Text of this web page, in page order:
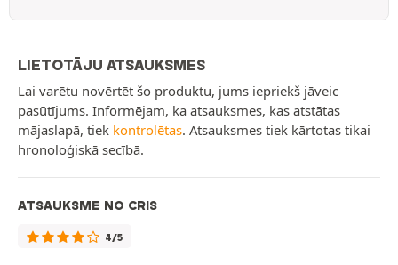
LIETOTĀJU ATSAUKSMES
Lai varētu novērtēt šo produktu, jums iepriekš jāveic
pasūtījums. Informējam, ka atsauksmes, kas atstātas
mājaslapā, tiek kontrolētas. Atsauksmes tiek kārtotas tikai
hronoloģiskā secībā.
ATSAUKSME NO CRIS
4/5